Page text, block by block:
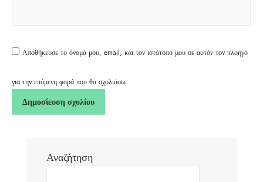
Αποθήκευσε το όνομά μου, email, και τον ιστότοπο μου σε αυτόν τον πλοηγό
για την επόμενη φορά που θα σχολιάσω.
Αναζήτηση